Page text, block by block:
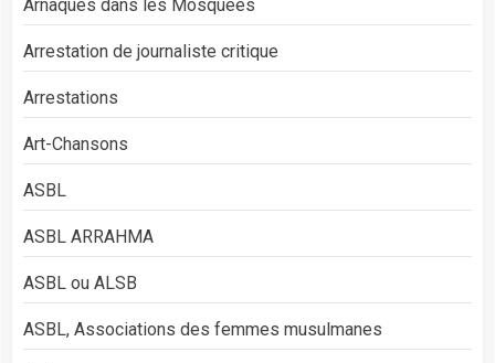
Arnaques dans les Mosquees
Arrestation de journaliste critique
Arrestations
Art-Chansons
ASBL
ASBL ARRAHMA
ASBL ou ALSB
ASBL, Associations des femmes musulmanes